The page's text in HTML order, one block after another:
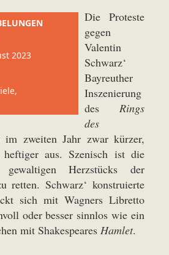
2023
Die Proteste
gegen
Valentin
Schwarz‘
Bayreuther
Inszenierung
des Rings
des
im zweiten Jahr zwar kürzer,
aus. Szenisch ist die
Herzstücks der
retten. Schwarz‘ konstruierte
sich mit Wagners Libretto
oder besser sinnlos wie ein
mit Shakespeares Hamlet.